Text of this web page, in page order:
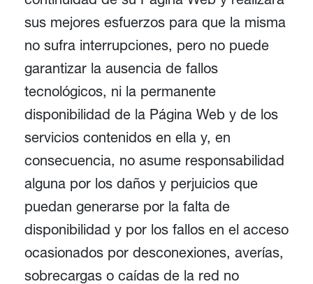
sus mejores esfuerzos para que la misma
no sufra interrupciones, pero no puede
garantizar la ausencia de fallos
tecnológicos, ni la permanente
disponibilidad de la Página Web y de los
servicios contenidos en ella y, en
consecuencia, no asume responsabilidad
alguna por los daños y perjuicios que
puedan generarse por la falta de
disponibilidad y por los fallos en el acceso
ocasionados por desconexiones, averías,
sobrecargas o caídas de la red no